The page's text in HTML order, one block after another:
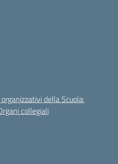
della Scuola:
collegiali